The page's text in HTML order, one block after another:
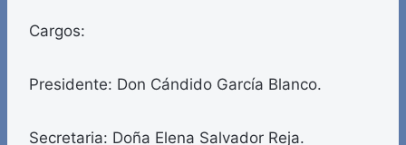
Cargos:
Presidente: Don Cándido García Blanco.
Secretaria: Doña Elena Salvador Reja.